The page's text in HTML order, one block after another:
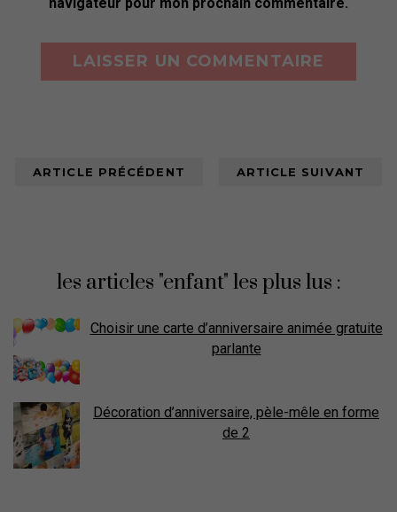
ARTICLE PRÉCÉDENT ARTICLE SUIVANT
les articles "enfant" les plus lus :
Choisir une carte d’anniversaire animée gratuite
parlante
Décoration d’anniversaire, pèle-mêle en forme
de 2